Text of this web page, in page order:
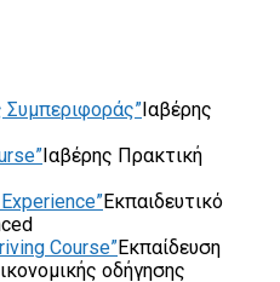
Συμπεριφοράς”Ιαβέρης
Ιαβέρης Πρακτική
Εκπαιδευτικό
Course”Εκπαίδευση
οδήγησης